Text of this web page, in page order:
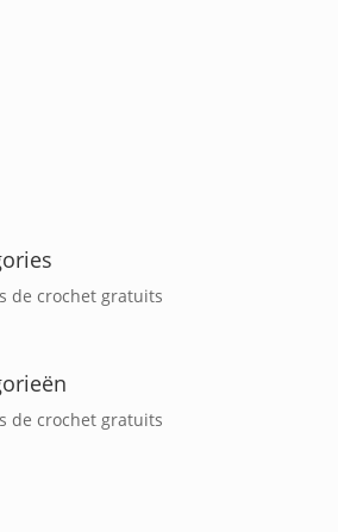
de crochet gratuits
de crochet gratuits